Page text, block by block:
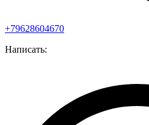
+79628604670
Написать: